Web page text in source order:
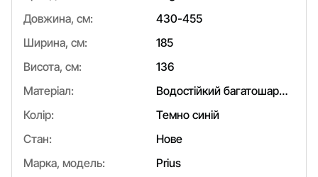
Довжина, см:
430-455
Ширина, см:
185
Висота, см:
136
Матеріал:
Водостійкий багатошаровий
Колір:
Темно синій
Стан:
Нове
Марка, модель:
Prius